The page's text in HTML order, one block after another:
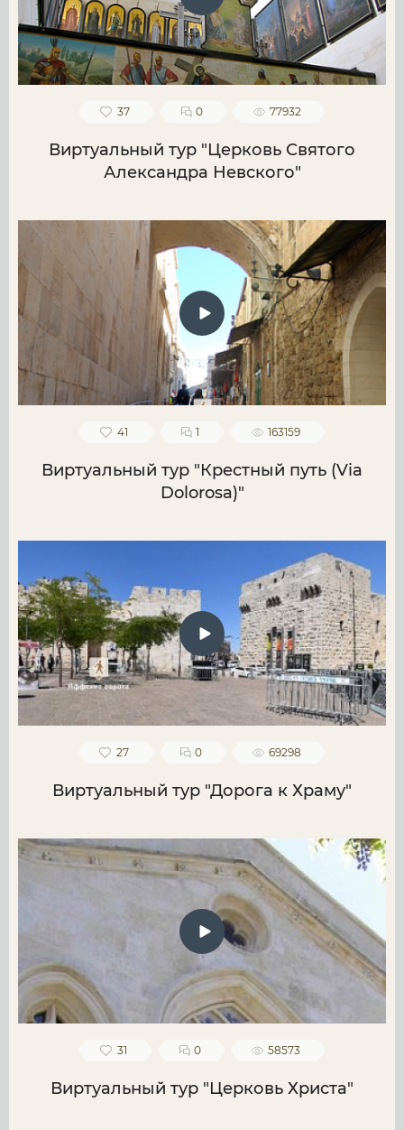
37 0 77932
Виртуальный тур "Церковь Святого
Александра Невского"
41 1 163159
Виртуальный тур "Крестный путь (Via
Dolorosa)"
27 0 69298
Виртуальный тур "Дорога к Храму"
31 0 58573
Виртуальный тур "Церковь Христа"